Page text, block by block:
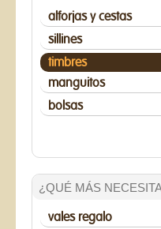
alforjas y cestas
sillines
timbres
manguitos
bolsas
¿QUÉ MÁS
vales regalo